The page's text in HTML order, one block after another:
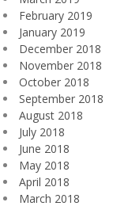
February 2019
January 2019
December 2018
November 2018
October 2018
September 2018
August 2018
July 2018
June 2018
May 2018
April 2018
March 2018